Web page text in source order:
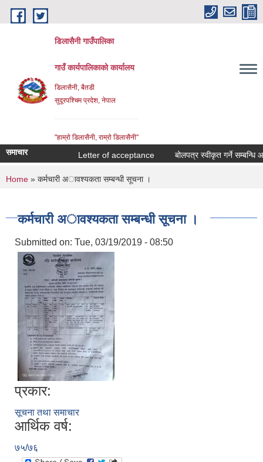
Skip to main content
डिलासैनी गाउँपालिका
गाउँ कार्यपालिकाको कार्यालय
डिलासैनी, बैतडी
सुदूरपश्चिम प्रदेश, नेपाल
"हाम्राे डिलासैनी, राम्राे डिलासैनी"
समाचार Letter of acceptance बोलपत्र स्वीकृत गर्ने सम्बन्धि
You are here
Home » कर्मचारी अावश्यकता सम्बन्धी सूचना ।
कर्मचारी अावश्यकता सम्बन्धी सूचना ।
Submitted on: Tue, 03/19/2019 - 08:50
प्रकार:
सूचना तथा समाचार
आर्थिक वर्ष:
७५/७६